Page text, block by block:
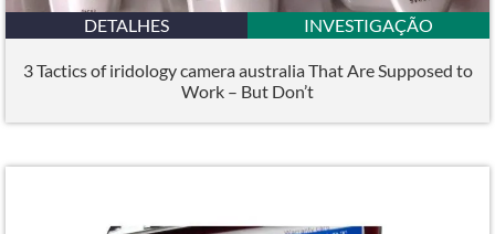
DETALHES INVESTIGAÇÃO
3 Tactics of iridology camera australia That Are Supposed to
Work – But Don’t